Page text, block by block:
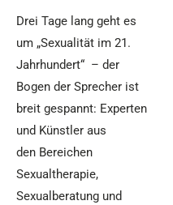
Drei Tage lang geht es
um „Sexualität im 21.
Jahrhundert“ – der
Bogen der Sprecher ist
breit gespannt: Experten
und Künstler aus
den Bereichen
Sexualtherapie,
Sexualberatung und